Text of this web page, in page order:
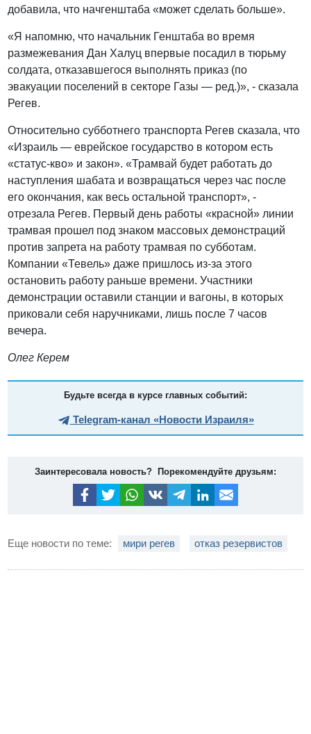
добавила, что начгенштаба «может сделать больше».
«Я напомню, что начальник Генштаба во время
размежевания Дан Халуц впервые посадил в тюрьму
солдата, отказавшегося выполнять приказ (по
эвакуации поселений в секторе Газы — ред.)», - сказала
Регев.
Относительно субботнего транспорта Регев сказала, что
«Израиль — еврейское государство в котором есть
«статус-кво» и закон». «Трамвай будет работать до
наступления шабата и возвращаться через час после
его окончания, как весь остальной транспорт», -
отрезала Регев. Первый день работы «красной» линии
трамвая прошел под знаком массовых демонстраций
против запрета на работу трамвая по субботам.
Компании «Тевель» даже пришлось из-за этого
остановить работу раньше времени. Участники
демонстрации оставили станции и вагоны, в которых
приковали себя наручниками, лишь после 7 часов
вечера.
Олег Керем
Будьте всегда в курсе главных событий:
Telegram-канал «Новости Израиля»
Заинтересовала новость? Порекомендуйте друзьям:
Еще новости по теме: мири регев отказ резервистов